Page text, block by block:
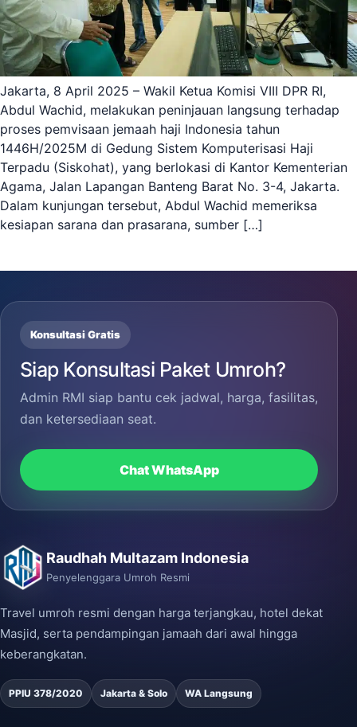
Jakarta, 8 April 2025 – Wakil Ketua Komisi VIII DPR RI,
Abdul Wachid, melakukan peninjauan langsung terhadap
proses pemvisaan jemaah haji Indonesia tahun
1446H/2025M di Gedung Sistem Komputerisasi Haji
Terpadu (Siskohat), yang berlokasi di Kantor Kementerian
Agama, Jalan Lapangan Banteng Barat No. 3-4, Jakarta.
Dalam kunjungan tersebut, Abdul Wachid memeriksa
kesiapan sarana dan prasarana, sumber […]
Konsultasi Gratis
Siap Konsultasi Paket Umroh?
Admin RMI siap bantu cek jadwal, harga, fasilitas,
dan ketersediaan seat.
Chat WhatsApp
Raudhah Multazam Indonesia
Penyelenggara Umroh Resmi
Travel umroh resmi dengan harga terjangkau, hotel dekat
Masjid, serta pendampingan jamaah dari awal hingga
keberangkatan.
PPIU 378/2020 Jakarta & Solo WA Langsung